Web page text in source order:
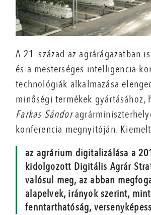
A 21. század az agrárágazatban
és a mesterséges intelligencia
technológiák alkalmazása
minőségi termékek gyártásához,
Farkas Sándor
konferencia megnyitóján.
az agrárium digitalizálása a
kidolgozott Digitális Agrár
valósul meg, az abban
alapelvek, irányok szerint,
fenntarthatóság,